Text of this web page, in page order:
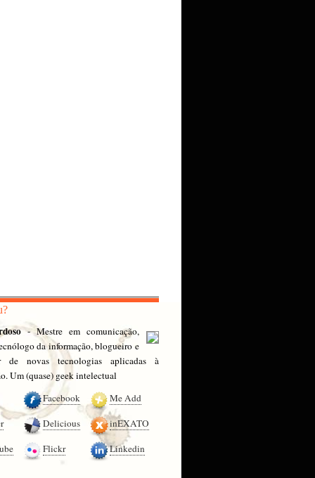
- Mestre em comunicação,
da informação, blogueiro e
de novas tecnologias aplicadas à
Um (quase) geek intelectual
Facebook
Delicious
Flickr
Me Add
inEXATO
Linkedin